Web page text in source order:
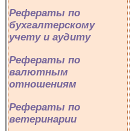
Рефераты по
бухгалтерскому
учету и аудиту
Рефераты по
валютным
отношениям
Рефераты по
ветеринарии